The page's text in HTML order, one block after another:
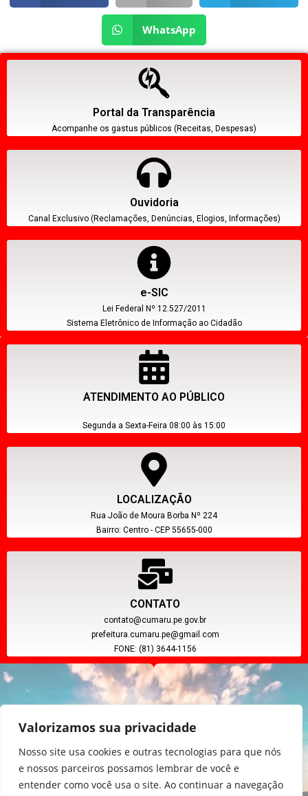
Valorizamos sua privacidade
Nosso site usa cookies e outras tecnologias para que nós
e nossos parceiros possamos lembrar de você e
entender como você usa o site. Ao continuar a navegação
WhatsApp
Portal da Transparência
Acompanhe os gastus públicos (Receitas, Despesas)
Ouvidoria
Canal Exclusivo (Reclamações, Denúncias, Elogios, Informações)
e-SIC
Lei Federal Nº 12.527/2011
Sistema Eletrônico de Informação ao Cidadão
ATENDIMENTO AO PÚBLICO
Segunda a Sexta-Feira 08:00 às 15:00
LOCALIZAÇÃO
Rua João de Moura Borba Nº 224
Bairro: Centro - CEP 55655-000
CONTATO
contato@cumaru.pe.gov.br
prefeitura.cumaru.pe@gmail.com
FONE: (81) 3644-1156
CNPJ: 11.097.391/0001-20